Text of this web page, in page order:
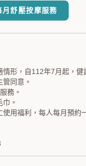
舒壓按摩服務
形，自112年7月起，健
同意。
務。
。
用福利，每人每月預約